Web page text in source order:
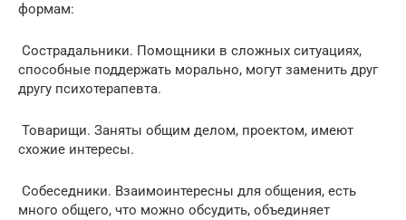
формам:
️ Сострадальники. Помощники в сложных ситуациях,
способные поддержать морально, могут заменить друг
другу психотерапевта.
️ Товарищи. Заняты общим делом, проектом, имеют
схожие интересы.
️ Собеседники. Взаимоинтересны для общения, есть
много общего, что можно обсудить, объединяет